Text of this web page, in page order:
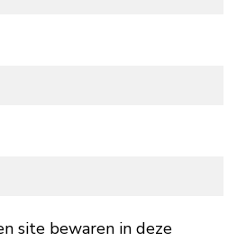
site bewaren in deze